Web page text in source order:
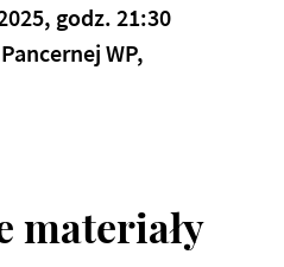
godz. 21:30
WP,
materiały